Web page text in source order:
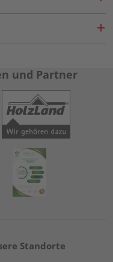
und Partner
Standorte